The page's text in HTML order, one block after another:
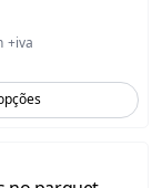
+iva